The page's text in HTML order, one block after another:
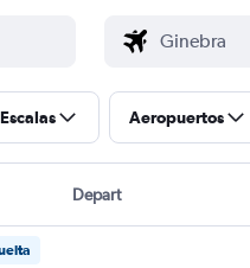
Escalas Aeropuertos
Depart